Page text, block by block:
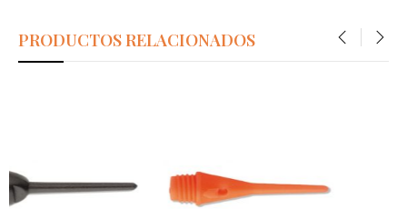
PRODUCTOS RELACIONADOS